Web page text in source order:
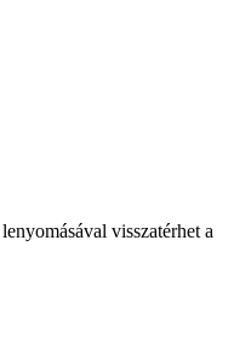
visszatérhet a